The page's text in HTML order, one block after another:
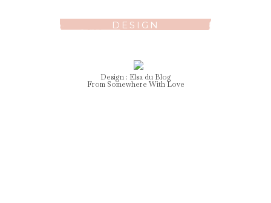
DESIGN
Design : Elsadu Blog
From Somewhere With Love